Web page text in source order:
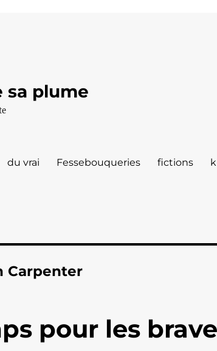
sa plume
du vrai Fessebouqueries fictions
Carpenter
pour les